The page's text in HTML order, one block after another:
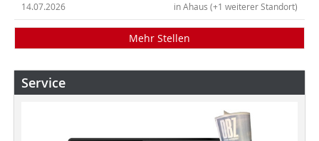
in Ahaus (+1 weiterer Standort)
14.07.2026
Mehr Stellen
Service